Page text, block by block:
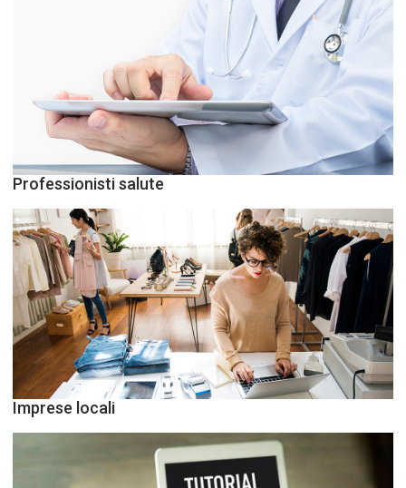
Professionisti salute
Imprese locali